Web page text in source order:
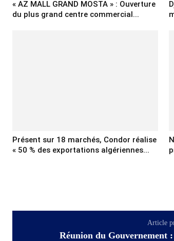
« AZ MALL GRAND MOSTA » : Ouverture
du plus grand centre commercial...
Présent sur 18 marchés, Condor réalise
« 50 % des exportations algériennes...
Article
Réunion du Gouvernement